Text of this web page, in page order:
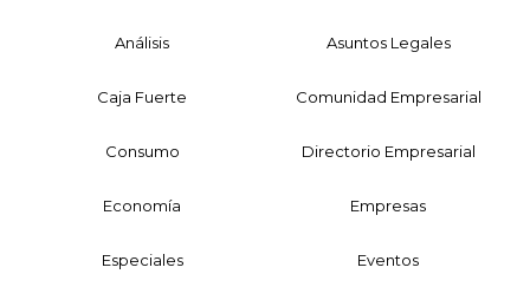
Análisis Asuntos Legales
Caja Fuerte Comunidad Empresarial
Consumo Directorio Empresarial
Economía Empresas
Especiales Eventos